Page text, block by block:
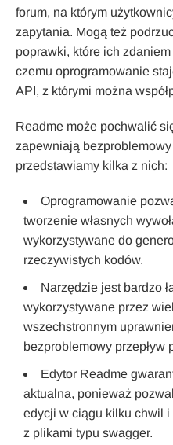
forum, na którym
zapytania. Mogą też
poprawki, które ich
czemu oprogramowanie
API, z którymi można
Readme może pochwalić
zapewniają
przedstawiamy kilka z nich:
Oprogramowanie
tworzenie własnych
wykorzystywane do
rzeczywistych kodów.
Narzędzie jest bardzo
wykorzystywane przez
wszechstronnym
bezproblemowy przepływ
Edytor Readme
aktualna, ponieważ
edycji w ciągu kilku chwil i
z plikami typu swagger.